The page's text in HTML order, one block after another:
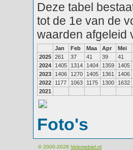
Deze tabel
tot de 1e van de
waarden afgeleid
Jan Feb Maa Apr Mei
2025 261 37 41 39 41
2024
1405 1314 1404 1359 1405
2023
1406 1270 1405 1361 1406
2022
1177 1063 1175 1300 1632
2021
Foto's
© 2000-2026 Velomobiel.nl